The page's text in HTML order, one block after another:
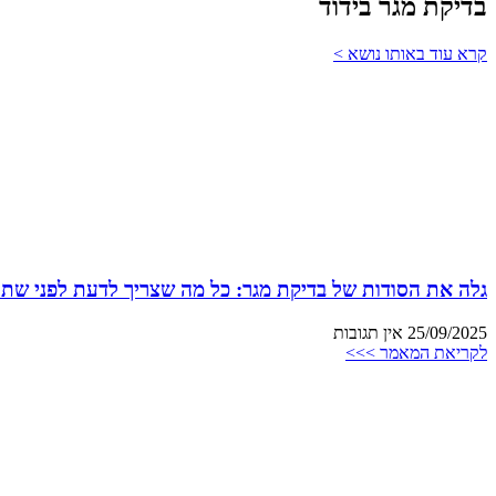
בדיקת מגר בידוד
קרא עוד באותו נושא >
גלה את הסודות של בדיקת מגר: כל מה שצריך לדעת לפני
25/09/2025 אין תגובות
לקריאת המאמר >>>